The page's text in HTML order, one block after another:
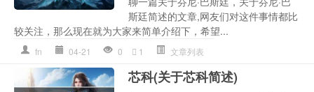
斯廷简述的文章,网友们对这件事情都比
较关注，那么现在就为大家来简单介绍下，希望...
fn 04-21 0 1 文章列表
芯科(关于芯科简述)